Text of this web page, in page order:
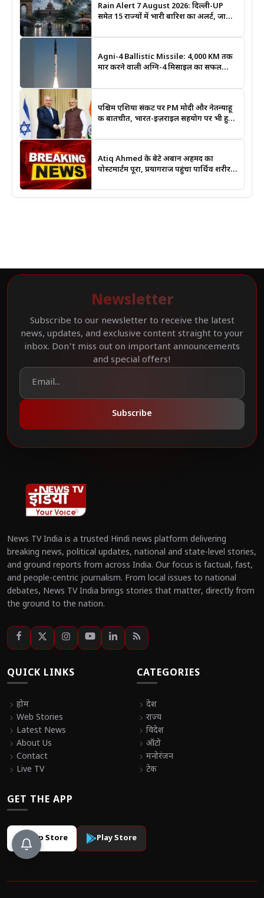
Rain Alert 7 August 2026: दिल्ली-UP
समेत 15 राज्यों में भारी बारिश का अलर्ट, जानिए
Agni-4 Ballistic Missile: 4,000 KM तक
मार करने वाली अग्नि-4 मिसाइल का सफल
मजबूत
पश्चिम एशिया संकट पर PM मोदी और नेतन्याहू
की बातचीत, भारत-इज़राइल सहयोग पर भी हुई
Atiq Ahmed के बेटे अबान अहमद का
पोस्टमार्टम पूरा, प्रयागराज पहुंचा पार्थिव शरीर;
Newsletter
Subscribe to our newsletter to receive the latest
news, updates, and exclusive content straight to your
inbox. Don't miss out on important announcements
and special offers!
Subscribe
News TV India is a trusted Hindi news platform delivering
breaking news, political updates, national and state-level stories,
and ground reports from across India. Our focus is factual, fast,
and people-centric journalism. From local issues to national
debates, News TV India brings stories that matter, directly from
the ground to the nation.
QUICK LINKS
chevron_right होम
chevron_right Web Stories
chevron_right Latest News
chevron_right About Us
chevron_right Contact
chevron_right Live TV
CATEGORIES
chevron_right देश
chevron_right राज्य
chevron_right विदेश
chevron_right ऑटो
chevron_right मनोरंजन
chevron_right टेक
GET THE APP
App Store Play Store